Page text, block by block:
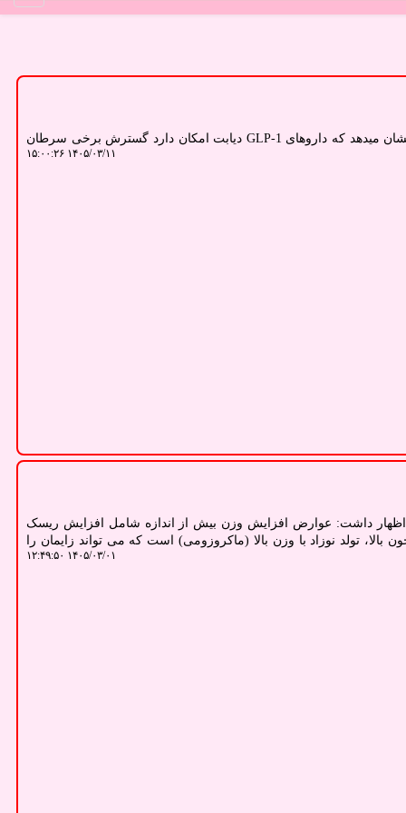
به گزارش سلامت، یک مطالعه جدید نشان میدهد که داروهای GLP-1 دیابت امکان دارد گسترش برخی سرطان
۱۴۰۵/۰۳/۱۱ ۱۵:۰۰:۲۶
داشت: عوارض افزایش وزن بیش از اندازه شامل افزایش ریسک
تولد نوزاد با وزن بالا (ماکروزومی) است که می تواند زایمان را
۱۴۰۵/۰۳/۰۱ ۱۲:۴۹:۵۰